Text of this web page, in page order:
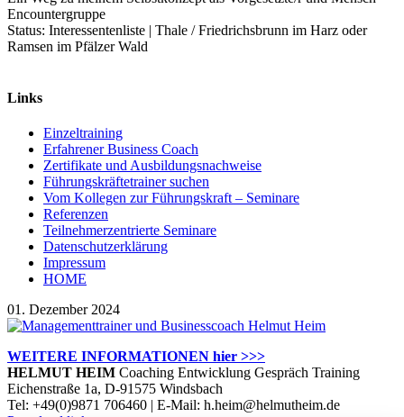
Encountergruppe
Status: Interessentenliste | Thale / Friedrichsbrunn im Harz oder
Ramsen im Pfälzer Wald
Links
Einzeltraining
Erfahrener Business Coach
Zertifikate und Ausbildungsnachweise
Führungskräftetrainer suchen
Vom Kollegen zur Führungskraft – Seminare
Referenzen
Teilnehmerzentrierte Seminare
Datenschutzerklärung
Impressum
HOME
01. Dezember 2024
WEITERE INFORMATIONEN hier >>>
HELMUT HEIM Coaching Entwicklung Gespräch Training
Eichenstraße 1a, D-91575 Windsbach
Tel: +49(0)9871 706460 | E-Mail: h.heim@helmutheim.de